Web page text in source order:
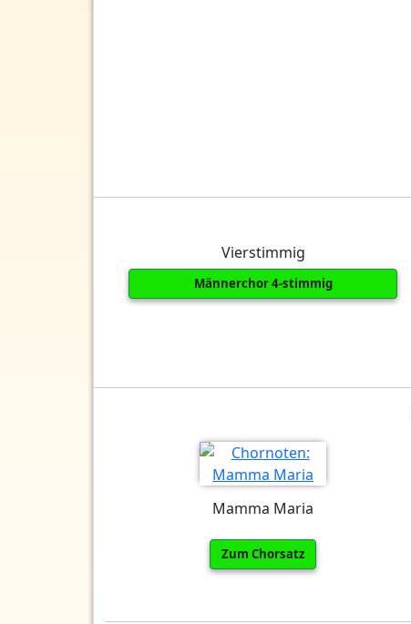
Vierstimmig
Männerchor 4-stimmig
Mamma Maria
Zum Chorsatz